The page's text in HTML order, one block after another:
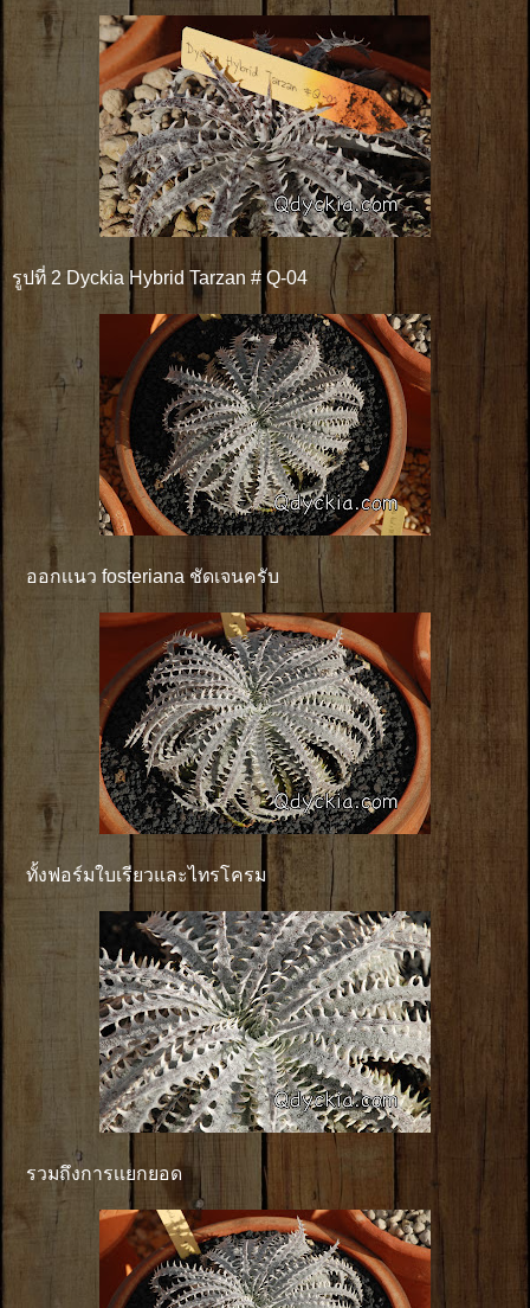
รูปที่ 2 Dyckia Hybrid Tarzan # Q-04
ออกเเนว fosteriana ชัดเจนครับ
ทั้งฟอร์มใบเรียวและไทรโครม
รวมถึงการเเยกยอด